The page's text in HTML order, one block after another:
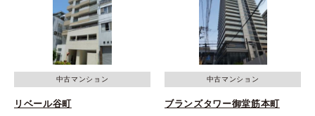
中古マンション
リベール谷町
中古マンション
ブランズタワー御堂筋本町